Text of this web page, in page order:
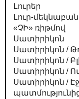
Լուրեր
Լուր-
«ՉԻ» ռիթմով
Սատիրիկոն
Սատիրիկոն /
Սատիրիկոն /
Սատիրիկոն /
Սատիրիկոն /